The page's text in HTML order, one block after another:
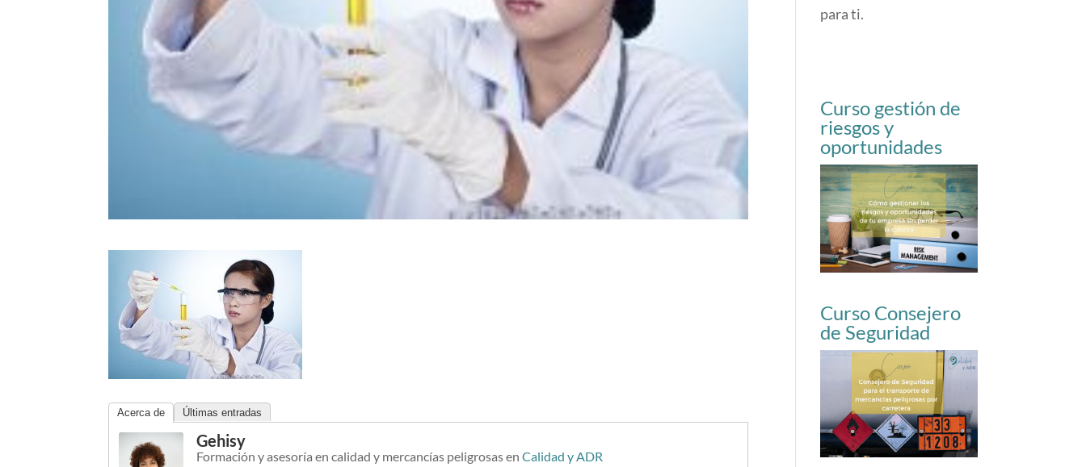
Acerca de Últimas entradas
Gehisy
Formación y asesoría en calidad y mercancías peligrosasenCalidad y ADR
para ti.
Curso gestión de
riesgos y
oportunidades
Curso Consejero
de Seguridad